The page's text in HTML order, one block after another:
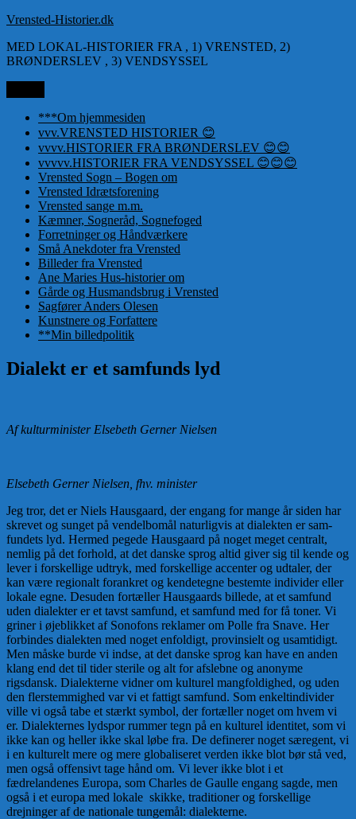
Videre
indhold
Vrensted-Historier.dk
MED LOKAL-HISTORIER FRA , 1) VRENSTED, 2)
BRØNDERSLEV , 3) VENDSYSSEL
***Om hjemmesiden
vvv.VRENSTED HISTORIER 😊
vvvv.HISTORIER FRA BRØNDERSLEV 😊😊
vvvvv.HISTORIER FRA VENDSYSSEL 😊😊😊
Vrensted Sogn – Bogen om
Vrensted Idrætsforening
Vrensted sange m.m.
Kæmner, Sogneråd, Sognefoged
Forretninger og Håndværkere
Små Anekdoter fra Vrensted
Billeder fra Vrensted
Ane Maries Hus-historier om
Gårde og Husmandsbrug i Vrensted
Sagfører Anders Olesen
Kunstnere og Forfattere
**Min billedpolitik
Dialekt er et samfunds lyd
Af kulturminister Elsebeth Gerner Nielsen
Elsebeth Gerner Nielsen, fhv. minister
Jeg tror, det er Niels Hausgaard, der engang for mange år siden har
skrevet og sunget på vendelbomål naturligvis at dialekten er sam-
fundets lyd. Hermed pegede Hausgaard på noget meget centralt,
nemlig på det forhold, at det danske sprog altid giver sig til kende og
lever i forskellige udtryk, med forskellige accenter og udtaler, der
kan være regionalt forankret og kendetegne bestemte individer eller
lokale egne. Desuden fortæller Hausgaards billede, at et samfund
uden dialekter er et tavst samfund, et samfund med for få toner. Vi
griner i øjeblikket af Sonofons reklamer om Polle fra Snave. Her
forbindes dialekten med noget enfoldigt, provinsielt og usamtidigt.
Men måske burde vi indse, at det danske sprog kan have en anden
klang end det til tider sterile og alt for afslebne og anonyme
rigsdansk. Dialekterne vidner om kulturel mangfoldighed, og uden
den flerstemmighed var vi et fattigt samfund. Som enkeltindivider
ville vi også tabe et stærkt symbol, der fortæller noget om hvem vi
er. Dialekternes lydspor rummer tegn på en kulturel identitet, som vi
ikke kan og heller ikke skal løbe fra. De definerer noget særegent, vi
i en kulturelt mere og mere globaliseret verden ikke blot bør stå ved,
men også offensivt tage hånd om. Vi lever ikke blot i et
fædrelandenes Europa, som Charles de Gaulle engang sagde, men
også i et europa med lokale skikke, traditioner og forskellige
drejninger af de nationale tungemål: dialekterne.